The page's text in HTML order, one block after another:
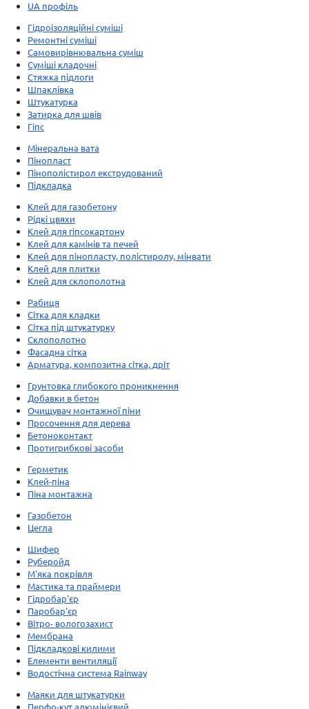
UA профіль
Гідроізоляційні суміші
Ремонтні суміші
Самовирівнювальна суміш
Суміші кладочні
Стяжка підлоги
Шпаклівка
Штукатурка
Затирка для швів
Гіпс
Мінеральна вата
Пінопласт
Пінополістирол екструдований
Підкладка
Клей для газобетону
Рідкі цвяхи
Клей для гіпсокартону
Клей для камінів та печей
Клей для пінопласту, полістиролу, мінвати
Клей для плитки
Клей для склополотна
Рабиця
Сітка для кладки
Сітка під штукатурку
Склополотно
Фасадна сітка
Арматура, композитна сітка, дріт
Грунтовка глибокого проникнення
Добавки в бетон
Очищувач монтажної піни
Просочення для дерева
Бетоноконтакт
Протигрибкові засоби
Герметик
Клей-піна
Піна монтажна
Газобетон
Цегла
Шифер
Руберойд
М'яка покрівля
Мастика та праймери
Гідробар'єр
Паробар'єр
Вітро- вологозахист
Мембрана
Підкладкові килими
Елементи вентиляції
Водостічна система Rainway
Маяки для штукатурки
Перфо-кут алюмінієвий